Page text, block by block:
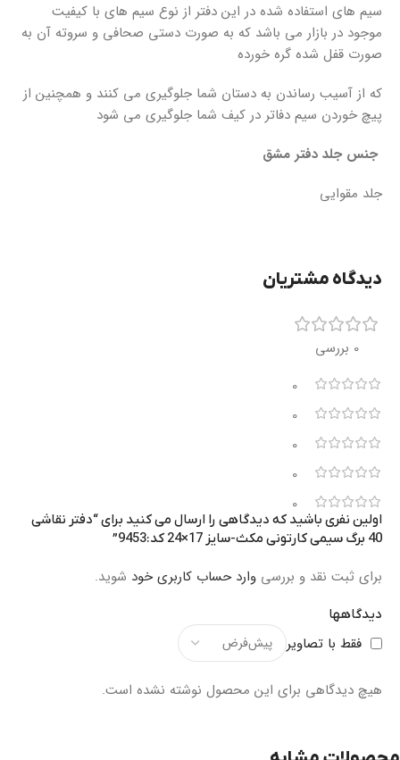
سیم های استفاده شده در این دفتر از نوع سیم های با کیفیت
موجود در بازار می باشد که به صورت دستی صحافی و سروته آن به
صورت قفل شده گره خورده
که از آسیب رساندن به دستان شما جلوگیری می کنند و همچنین از
پیچ خوردن سیم دفاتر در کیف شما جلوگیری می شود
جنس جلد دفتر مشق
جلد مقوایی
دیدگاه مشتریان
0 بررسی
0
0
0
0
0
دیدگاهها
فقط با تصاویر
هیچ دیدگاهی برای این محصول نوشته نشده است.
اولین نفری باشید که دیدگاهی را ارسال می کنید برای “دفتر نقاشی
40 برگ سیمی کارتونی مکث-سایز 17×24 کد:9453”
برای ثبت نقد و بررسی وارد حساب کاربری خود شوید.